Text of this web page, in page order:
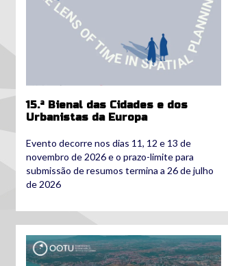
15.ª Bienal das Cidades e dos
Urbanistas da Europa
Evento decorre nos dias 11, 12 e 13 de
novembro de 2026 e o prazo-limite para
submissão de resumos termina a 26 de julho
de 2026
ootu.png